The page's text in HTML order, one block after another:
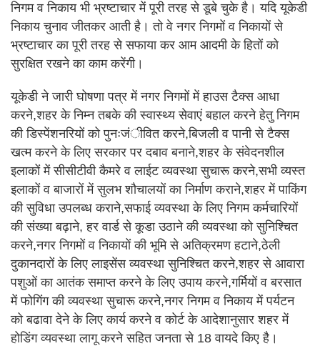
निगम व निकाय भी भ्रष्टाचार में पूरी तरह से डूबे चुके है। यदि यूकेडी
निकाय चुनाव जीतकर आती है। तो वे नगर निगमों व निकायों से
भ्रष्टाचार का पूरी तरह से सफाया कर आम आदमी के हितों को
सुरक्षित रखने का काम करेंगी।
यूकेडी ने जारी घोषणा पत्र में नगर निगमों में हाउस टैक्स आधा
करने,शहर के निम्न तबके की स्वास्थ्य सेवाएं बहाल करने हेतु निगम
की डिस्पेंशनरियों को पुनःजंीवित करने,बिजली व पानी से टैक्स
खत्म करने के लिए सरकार पर दबाव बनाने,शहर के संवेदनशील
इलाकों में सीसीटीवी कैमरे व लाईट व्यवस्था सुचारू करने,सभी व्यस्त
इलाकों व बाजारों में सुलभ शौचालयों का निर्माण कराने,शहर में पाकिंग
की सुविधा उपलब्ध कराने,सफाई व्यवस्था के लिए निगम कर्मचारियों
की संख्या बढ़ाने, हर वार्ड से कूडा उठाने की व्यवस्था को सुनिश्चित
करने,नगर निगमों व निकायों की भूमि से अतिक्रमण हटाने,ठेली
दुकानदारों के लिए लाइसेंस व्यवस्था सुनिश्चित करने,शहर से आवारा
पशुओं का आतंक समाप्त करने के लिए उपाय करने,गर्मियों व बरसात
में फोगिंग की व्यवस्था सुचारू करने,नगर निगम व निकाय में पर्यटन
को बढावा देने के लिए कार्य करने व कोर्ट के आदेशानुसार शहर में
होडिंग व्यवस्था लागू करने सहित जनता से 18 वायदे किए है।